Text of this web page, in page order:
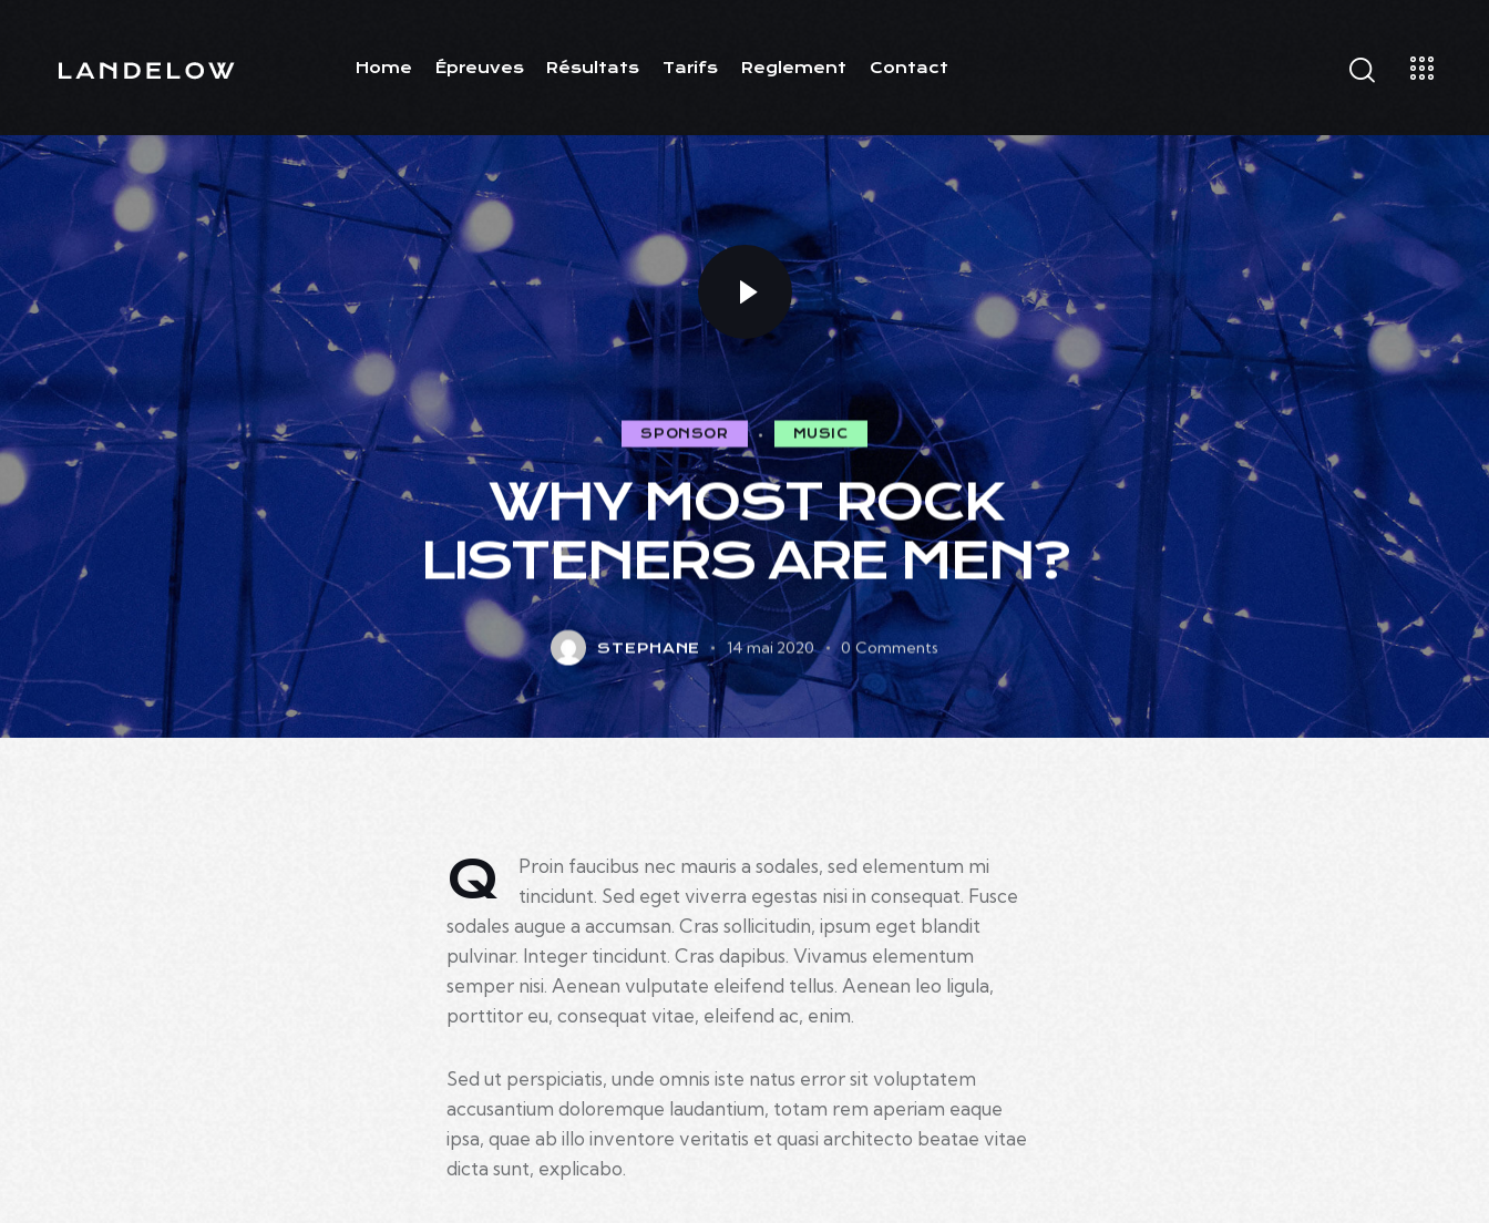
Home Épreuves Résultats Tarifs Reglement Contact
SPONSOR MUSIC
WHY MOST ROCK
LISTENERS ARE MEN?
STEPHANE 14 mai 2020 0 Comments
Q
Proin faucibus nec mauris a sodales, sed elementum mi
tincidunt. Sed eget viverra egestas nisi in consequat. Fusce
sodales augue a accumsan. Cras sollicitudin, ipsum eget blandit
pulvinar. Integer tincidunt. Cras dapibus. Vivamus elementum
semper nisi. Aenean vulputate eleifend tellus. Aenean leo ligula,
porttitor eu, consequat vitae, eleifend ac, enim.
Sed ut perspiciatis, unde omnis iste natus error sit voluptatem
accusantium doloremque laudantium, totam rem aperiam eaque
ipsa, quae ab illo inventore veritatis et quasi architecto beatae vitae
dicta sunt, explicabo.